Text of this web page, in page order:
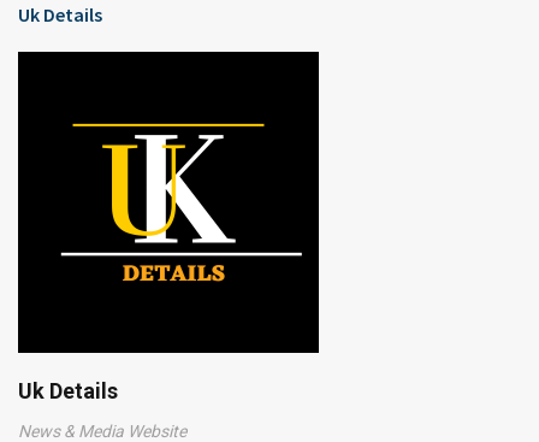
Uk Details
Uk Details
News & Media Website